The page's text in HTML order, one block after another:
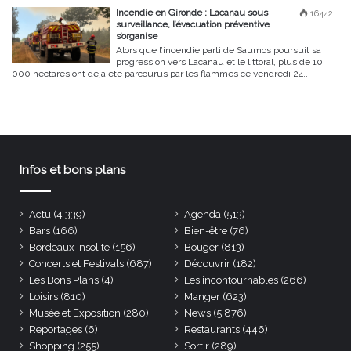
16442
Incendie en Gironde : Lacanau sous
surveillance, l’évacuation préventive
s’organise
Alors que l’incendie parti de Saumos poursuit sa
progression vers Lacanau et le littoral, plus de 10
000 hectares ont déjà été parcourus par les flammes ce vendredi 24...
Infos et bons plans
Actu (4 339) Agenda (513)
Bars (166) Bien-être (76)
Bordeaux Insolite (156) Bouger (813)
Concerts et Festivals (687) Découvrir (182)
Les Bons Plans (4) Les incontournables (266)
Loisirs (810) Manger (623)
Musée et Exposition (280) News (5 876)
Reportages (6) Restaurants (446)
Shopping (255) Sortir (289)